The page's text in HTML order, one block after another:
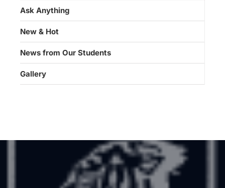
Ask Anything
New & Hot
News from Our Students
Gallery